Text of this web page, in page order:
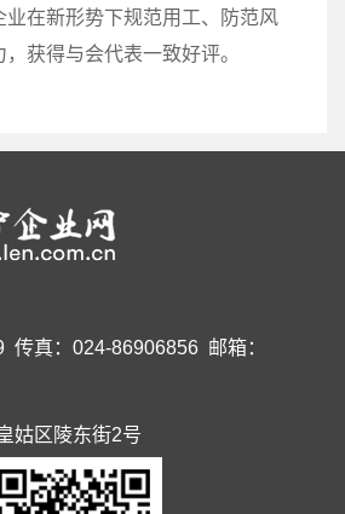
业在新形势下规范用工、防范风
获得与会代表一致好评。
传真：024-86906856 邮箱：
姑区陵东街2号